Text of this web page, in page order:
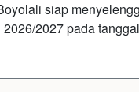
siap
2027 pada